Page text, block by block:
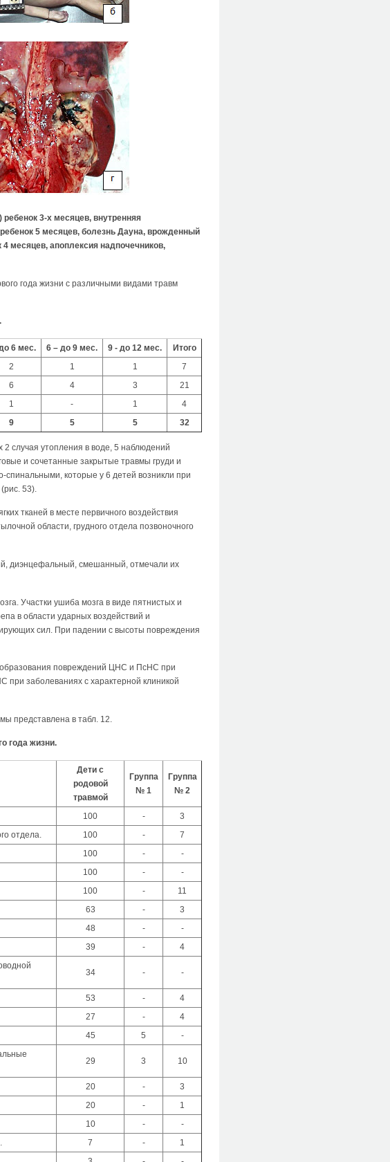
3-х месяцев, внутренняя
5 месяцев, болезнь Дауна, врожденный
4 месяцев, апоплексия надпочечников,
года жизни с различными видами травм
6 мес. 6 – до 9 мес. 9 - до 12 мес.
Итого
2 1 1
7
6 4 3
21
1 - 1
4
9 5 5 32
2 случая утопления в воде, 5 наблюдений
и сочетанные закрытые травмы груди и
спинальными, которые у 6 детей возникли при
53).
тканей в месте первичного воздействия
области, грудного отдела позвоночного
диэнцефальный, смешанный, отмечали их
Участки ушиба мозга в виде пятнистых и
в области ударных воздействий и
сил. При падении с высоты повреждения
образования повреждений ЦНС и ПсНС при
заболеваниях с характерной клиникой
представлена в табл. 12.
года жизни.
Дети с
родовой
травмой
Группа
№ 1
Группа
№ 2
100 -
3
отдела. 100 -
7
100 -
-
100 -
-
100 -
11
63 -
3
48 -
-
39 - 4
34 - -
53 -
4
27 -
4
45 5 -
29 3 10
20 -
3
20 -
1
10 -
-
7 -
1